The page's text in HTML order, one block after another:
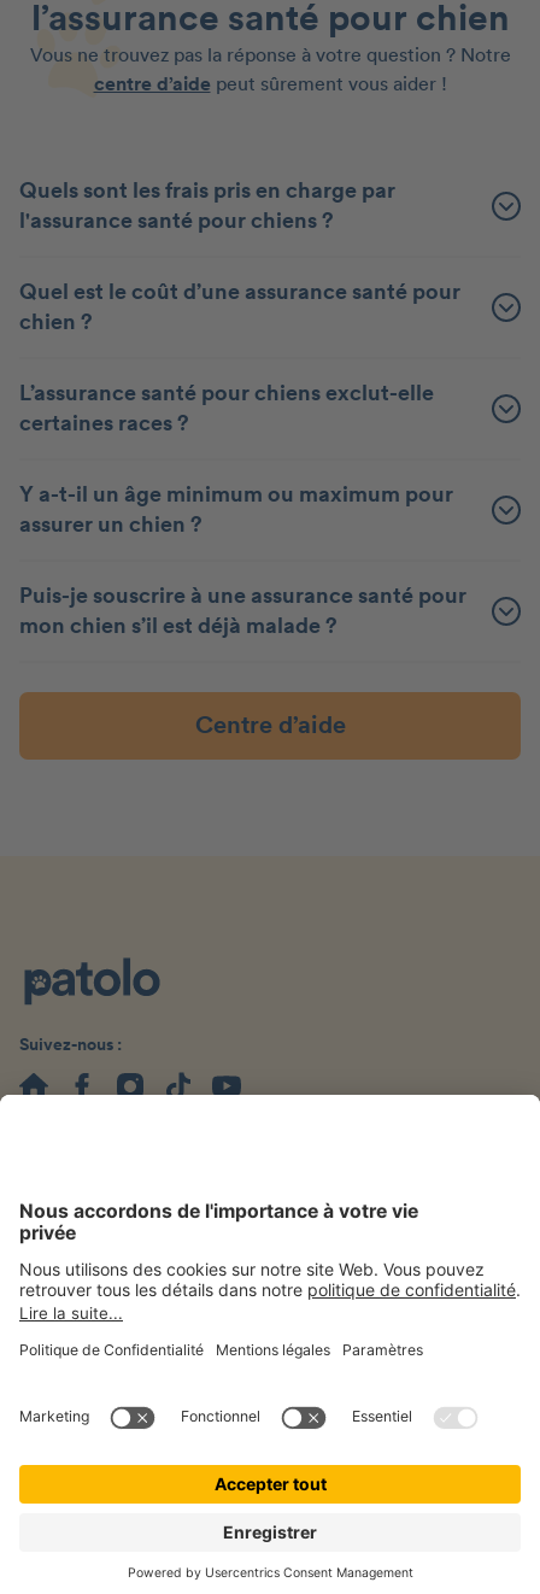
l’assurance santé pour chien
Vous ne trouvez pas la réponse à votre question ? Notre
centre d’aide peut sûrement vous aider !
Quels sont les frais pris en charge par
l'assurance santé pour chiens ?
Quel est le coût d’une assurance santé pour
chien ?
L’assurance santé pour chiens exclut-elle
certaines races ?
Y a-t-il un âge minimum ou maximum pour
assurer un chien ?
Puis-je souscrire à une assurance santé pour
mon chien s’il est déjà malade ?
Centre d’aide
Suivez-nous :
Droit de rétractation
patolo est une marque de © getolo GmbH